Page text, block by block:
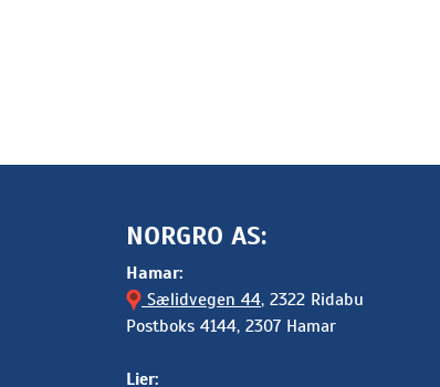
NORGRO AS:
Hamar:
Sælidvegen 44, 2322 Ridabu
Postboks 4144, 2307 Hamar
Lier: